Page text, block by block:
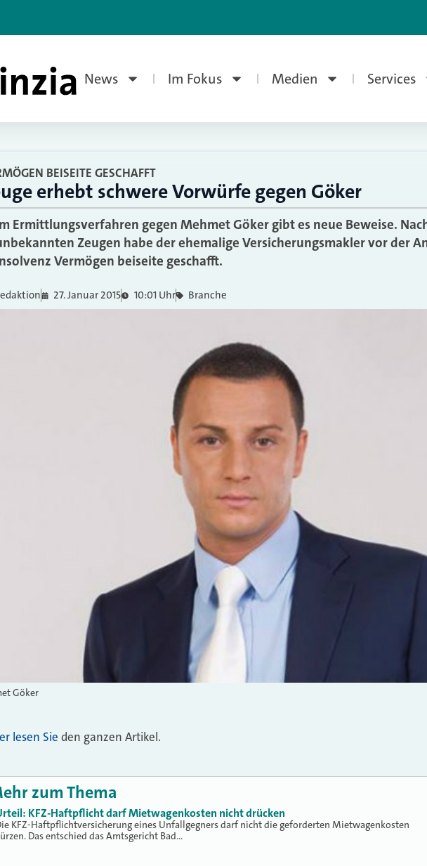
News Im Fokus Medien Services
BEISEITE GESCHAFFT
erhebt schwere Vorwürfe gegen Göker
Ermittlungsverfahren gegen Mehmet Göker gibt es neue Beweise.
Zeugen habe der ehemalige Versicherungsmakler vor der
Vermögen beiseite geschafft.
27. Januar 2015 10:01 Uhr Branche
Göker
lesen Sie den ganzen Artikel.
zum Thema
KFZ-Haftpflicht darf Mietwagenkosten nicht drücken
KFZ-Haftpflichtversicherung eines Unfallgegners darf nicht die geforderten Mietwagenkosten
Das entschied das Amtsgericht Bad…